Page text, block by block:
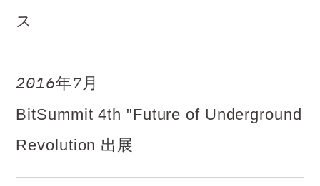
ス
2016年7月
BitSummit 4th "Future of Underground
Revolution 出展